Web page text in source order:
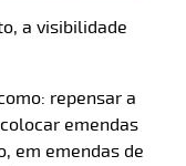
a visibilidade
repensar a
emendas
em emendas de